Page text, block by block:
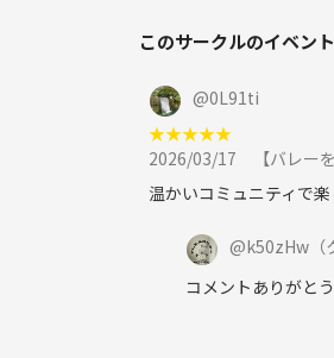
このサークルのイベン
@0L91ti
★★★★★
2026/03/17
【バレー
温かいコミュニティで楽
@k50zHw
コメントありがと